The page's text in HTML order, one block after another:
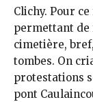
Clichy. Pour
permettant
cimetière,
tombes. On
protestations
pont